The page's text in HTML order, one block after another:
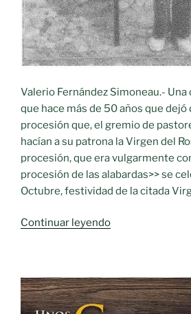
Valerio Fernández Simoneau.- Una
que hace más de 50 años que dejó
procesión que, el gremio de
hacían a su patrona la Virgen del
procesión, que era vulgarmente
procesión de las alabardas>> se
Octubre, festividad de la citada
Continuar leyendo«Recuerdos
Alabardas»